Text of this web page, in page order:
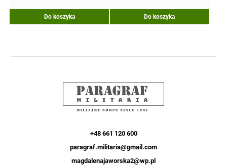
Do koszyka Do koszyka
+48 661 120 600
paragraf.militaria@gmail.com
magdalenajaworska2@wp.pl